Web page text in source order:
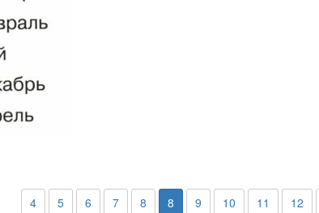
4 5 6 7 8 8 9 10 11 12